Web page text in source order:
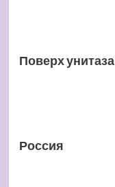
Поверх унитаза
Россия